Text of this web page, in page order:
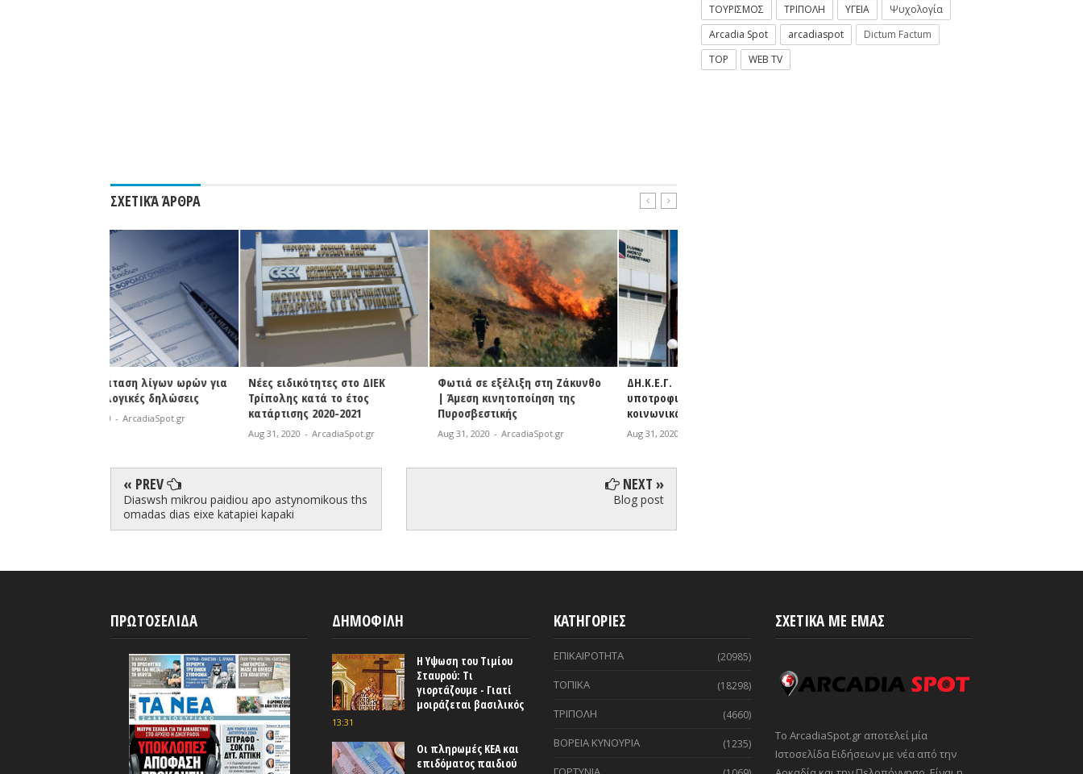
ΣΧΕΤΙΚΆ ΆΡΘΡΑ
Νέες ειδικότητες στο ΔΙΕΚ
Τρίπολης κατά το έτος
κατάρτισης 2020-2021
Φωτιά σε εξέλιξη στη Ζάκυνθο
| Άμεση κινητοποίηση της
Πυροσβεστικής
Aug 31, 2020 - ArcadiaSpot.gr
ΔΗ.Κ.Ε.Γ. | Χορήγηση
υποτροφιών του ΕΑΠ στους
κοινωνικά ασθενέστερους
Aug 31, 2020 - ArcadiaSpot.gr
« PREV
Diaswsh mikrou paidiou apo astynomikous ths
omadas dias eixe katapiei kapaki
NEXT »
Blog post
ΤΟΥΡΙΣΜΟΣ
ΤΡΙΠΟΛΗ ΥΓΕΙΑ
Ψυχολογία
Arcadia Spot
arcadiaspot
Dictum Factum
TOP
WEB TV
ΠΡΩΤΟΣΕΛΙΔΑ ΔΗΜΟΦΙΛΗ
Η Υψωση του Τιμίου
Σταυρού: Τι
γιορτάζουμε - Γιατί
μοιράζεται βασιλικός
13:31
Οι πληρωμές ΚΕΑ και
επιδόματος παιδιού
ΚΑΤΗΓΟΡΙΕΣ
ΕΠΙΚΑΙΡΟΤΗΤΑ (20985)
ΤΟΠΙΚΑ (18298)
ΤΡΙΠΟΛΗ (4660)
ΒΟΡΕΙΑ ΚΥΝΟΥΡΙΑ (1235)
ΣΧΕΤΙΚΑ ΜΕ ΕΜΑΣ
Το ArcadiaSpot.gr αποτελεί μία
Ιστοσελίδα Ειδήσεων με νέα από την